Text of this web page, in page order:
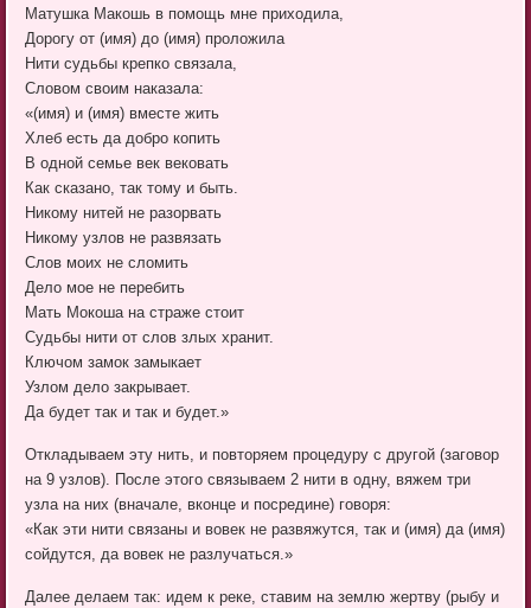
Матушка Макошь в помощь мне приходила,
Дорогу от (имя) до (имя) проложила
Нити судьбы крепко связала,
Словом своим наказала:
«(имя) и (имя) вместе жить
Хлеб есть да добро копить
В одной семье век вековать
Как сказано, так тому и быть.
Никому нитей не разорвать
Никому узлов не развязать
Слов моих не сломить
Дело мое не перебить
Мать Мокоша на страже стоит
Судьбы нити от слов злых хранит.
Ключом замок замыкает
Узлом дело закрывает.
Да будет так и так и будет.»
Откладываем эту нить, и повторяем процедуру с другой (заговор
на 9 узлов). После этого связываем 2 нити в одну, вяжем три
узла на них (вначале, вконце и посредине) говоря:
«Как эти нити связаны и вовек не развяжутся, так и (имя) да (имя)
сойдутся, да вовек не разлучаться.»
Далее делаем так: идем к реке, ставим на землю жертву (рыбу и